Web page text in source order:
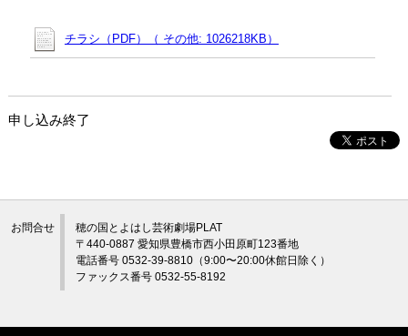
チラシ（PDF）（ その他: 1026218KB）
申し込み終了
お問合せ
穂の国とよはし芸術劇場PLAT
〒440-0887 愛知県豊橋市西小田原町123番地
電話番号 0532-39-8810（9:00〜20:00休館日除く）
ファックス番号 0532-55-8192